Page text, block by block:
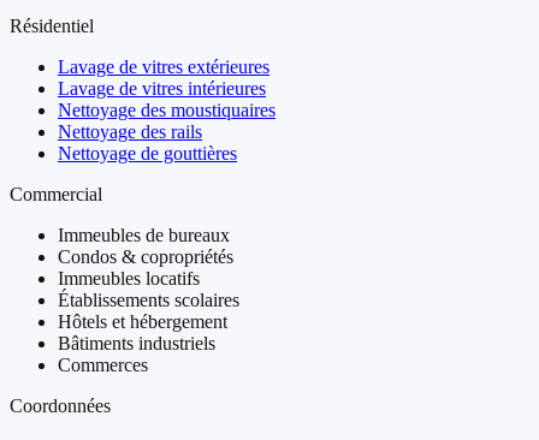
Résidentiel
Lavage de vitres extérieures
Lavage de vitres intérieures
Nettoyage des moustiquaires
Nettoyage des rails
Nettoyage de gouttières
Commercial
Immeubles de bureaux
Condos & copropriétés
Immeubles locatifs
Établissements scolaires
Hôtels et hébergement
Bâtiments industriels
Commerces
Coordonnées